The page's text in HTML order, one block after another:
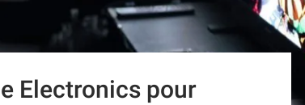
Electronics pour